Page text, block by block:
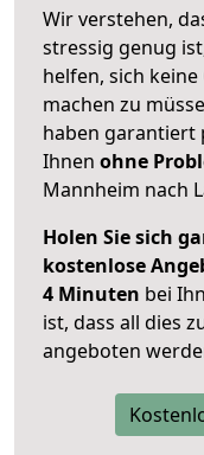
Wir verstehen,
stressig genug
helfen, sich
machen zu
haben garantiert
Ihnen ohne
Mannheim nach
Holen Sie sich
kostenlose
4 Minuten bei
ist, dass all dies
angeboten